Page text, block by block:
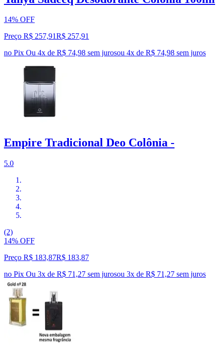
14% OFF
Preço R$ 257,91R$ 257,91
no Pix Ou 4x de R$ 74,98 sem jurosou 4x de R$ 74,98 sem juros
Empire Tradicional Deo Colônia -
5.0
(2)
14% OFF
Preço R$ 183,87R$ 183,87
no Pix Ou 3x de R$ 71,27 sem jurosou 3x de R$ 71,27 sem juros